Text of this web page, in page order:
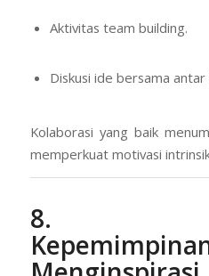
Aktivitas team building.
Diskusi ide bersama antar
Kolaborasi yang baik
memperkuat motivasi
8.